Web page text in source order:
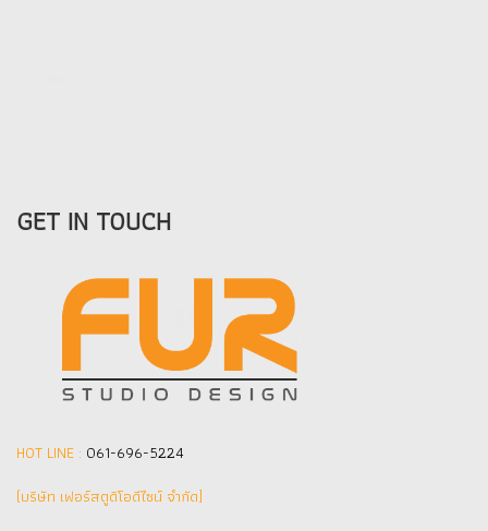
GET IN TOUCH
HOT LINE : 061-696-5224
(บริษัท เฟอร์สตูดิโอดีไซน์ จำกัด]